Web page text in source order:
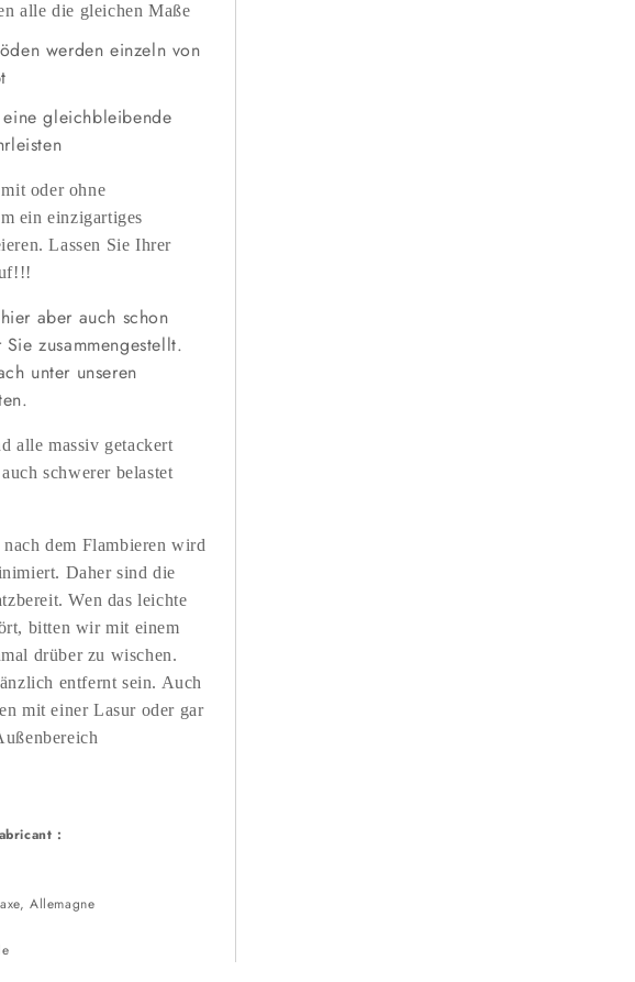
alle die gleichen Maße
werden einzeln von
gleichbleibende
oder ohne
ein einzigartiges
Lassen Sie Ihrer
aber auch schon
zusammengestellt.
unter unseren
alle massiv getackert
schwerer belastet
dem Flambieren wird
Daher sind die
Wen das leichte
bitten wir mit einem
drüber zu wischen.
entfernt sein. Auch
mit einer Lasur oder gar
:
Allemagne